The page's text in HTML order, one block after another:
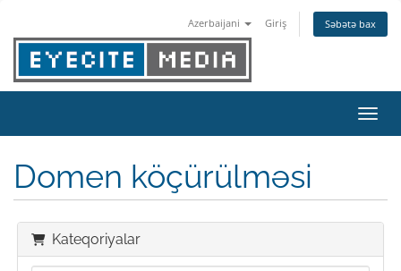
Azerbaijani Giriş Səbətə bax
Domen köçürülməsi
Kateqoriyalar